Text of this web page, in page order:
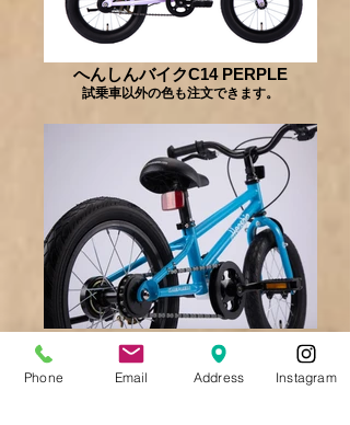
へんしんバイクC14 PERPLE
試乗車以外の色も注文できます。
へんしんバイクC14 SKY BLUE
後ろ姿もすっきりスタイリッシュ キックバイ
クから自転車へと後ろから見るお子さまの乗
Phone Email Address Instagram